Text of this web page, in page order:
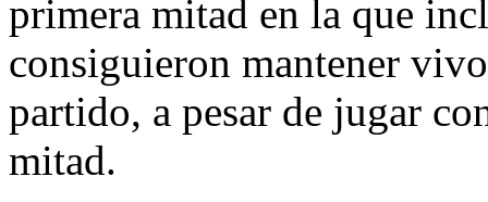
primera mitad en la que
consiguieron mantener
partido, a pesar de jugar
mitad.